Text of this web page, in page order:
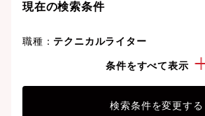
現在の検索条件
職種： テクニカルライター
1000万円以上条件をすべて表示
検索条件を変更する